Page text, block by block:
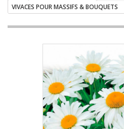
VIVACES POUR MASSIFS & BOUQUETS